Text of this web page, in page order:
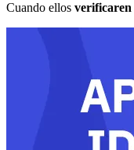
Cuando ellos verificaren